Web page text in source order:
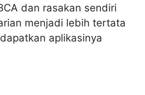
dan rasakan sendiri
menjadi lebih tertata
aplikasinya